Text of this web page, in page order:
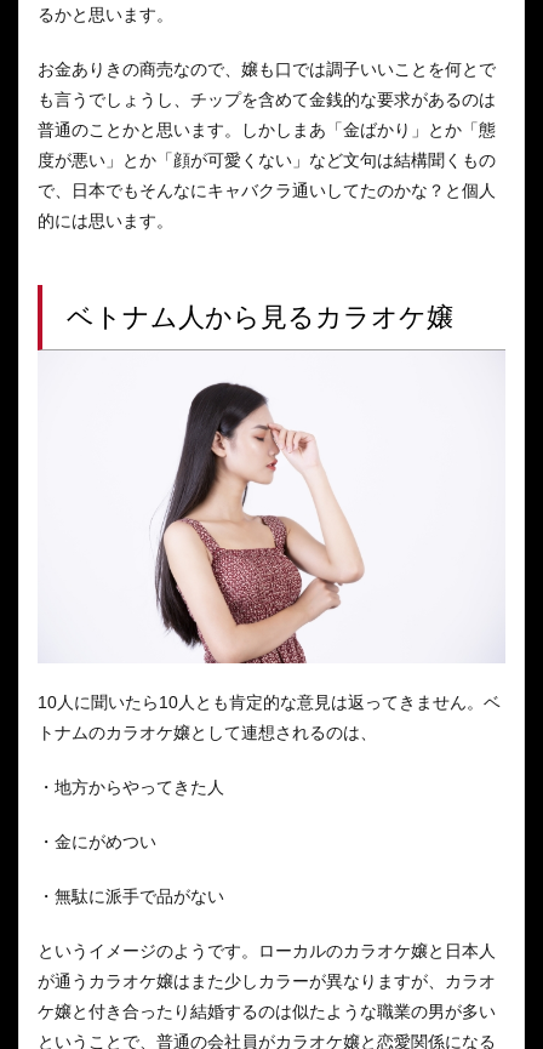
るかと思います。
お金ありきの商売なので、嬢も口では調子いいことを何とで
も言うでしょうし、チップを含めて金銭的な要求があるのは
普通のことかと思います。しかしまあ「金ばかり」とか「態
度が悪い」とか「顔が可愛くない」など文句は結構聞くもの
で、日本でもそんなにキャバクラ通いしてたのかな？と個人
的には思います。
ベトナム人から見るカラオケ嬢
10人に聞いたら10人とも肯定的な意見は返ってきません。ベ
トナムのカラオケ嬢として連想されるのは、
・地方からやってきた人
・金にがめつい
・無駄に派手で品がない
というイメージのようです。ローカルのカラオケ嬢と日本人
が通うカラオケ嬢はまた少しカラーが異なりますが、カラオ
ケ嬢と付き合ったり結婚するのは似たような職業の男が多い
ということで、普通の会社員がカラオケ嬢と恋愛関係になる